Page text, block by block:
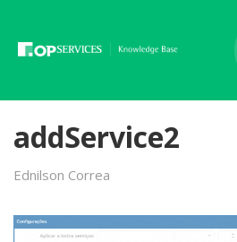
addService2
Ednilson Correa